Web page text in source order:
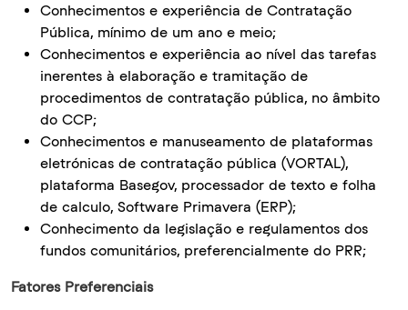
Conhecimentos e experiência de Contratação
Pública, mínimo de um ano e meio;
Conhecimentos e experiência ao nível das tarefas
inerentes à elaboração e tramitação de
procedimentos de contratação pública, no âmbito
do CCP;
Conhecimentos e manuseamento de plataformas
eletrónicas de contratação pública (VORTAL),
plataforma Basegov, processador de texto e folha
de calculo, Software Primavera (ERP);
Conhecimento da legislação e regulamentos dos
fundos comunitários, preferencialmente do PRR;
Fatores Preferenciais